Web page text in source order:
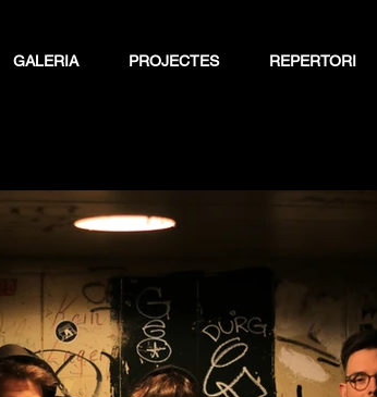
GALERIA PROJECTES REPERTORI